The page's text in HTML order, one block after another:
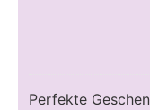
Perfekte